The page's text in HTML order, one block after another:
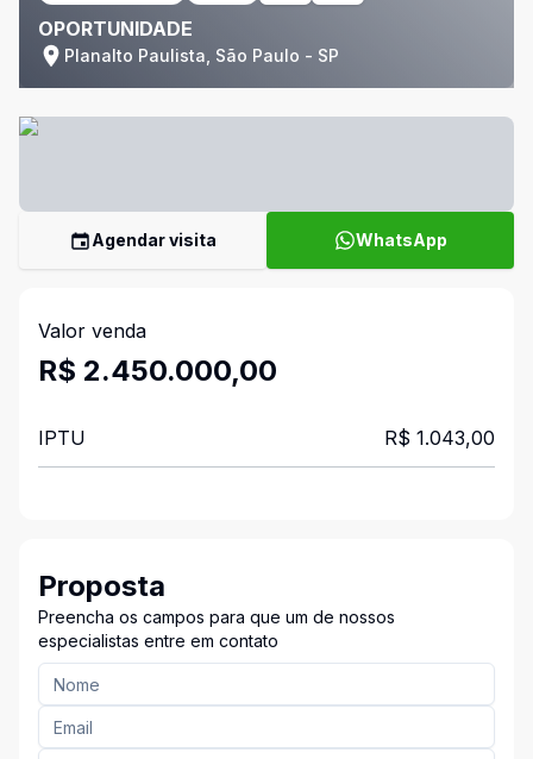
OPORTUNIDADE
Planalto Paulista, São Paulo - SP
Agendar visita WhatsApp
Valor venda
R$ 2.450.000,00
IPTU R$ 1.043,00
Proposta
Preencha os campos para que um de nossos
especialistas entre em contato